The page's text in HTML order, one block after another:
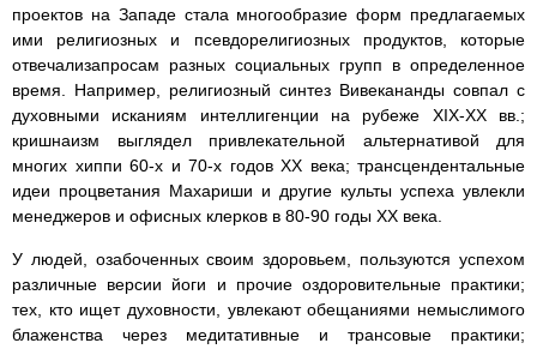
проектов на Западе стала многообразие форм предлагаемых
ими религиозных и псевдорелигиозных продуктов, которые
отвечализапросам разных социальных групп в определенное
время. Например, религиозный синтез Вивекананды совпал с
духовными исканиям интеллигенции на рубеже XIX-XX вв.;
кришнаизм выглядел привлекательной альтернативой для
многих хиппи 60-х и 70-х годов ХХ века; трансцендентальные
идеи процветания Махариши и другие культы успеха увлекли
менеджеров и офисных клерков в 80-90 годы ХХ века.
У людей, озабоченных своим здоровьем, пользуются успехом
различные версии йоги и прочие оздоровительные практики;
тех, кто ищет духовности, увлекают обещаниями немыслимого
блаженства через медитативные и трансовые практики;